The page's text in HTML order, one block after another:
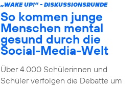
„WAKE UP!“ - DISKUSSIONSRUNDE
So kommen junge
Menschen mental
gesund durch die
Social-Media-Welt
Über 4.000 Schülerinnen und
Schüler verfolgen die Debatte um